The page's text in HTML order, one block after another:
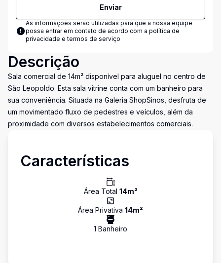
Enviar
As informações serão utilizadas para que a nossa equipe
possa entrar em contato de acordo com a política de
privacidade e termos de serviço
Descrição
Sala comercial de 14m² disponível para aluguel no centro de
São Leopoldo. Esta sala vitrine conta com um banheiro para
sua conveniência. Situada na Galeria ShopSinos, desfruta de
um movimentado fluxo de pedestres e veículos, além da
proximidade com diversos estabelecimentos comerciais.
Características
Área Total 14m²
Área Privativa 14m²
1 Banheiro